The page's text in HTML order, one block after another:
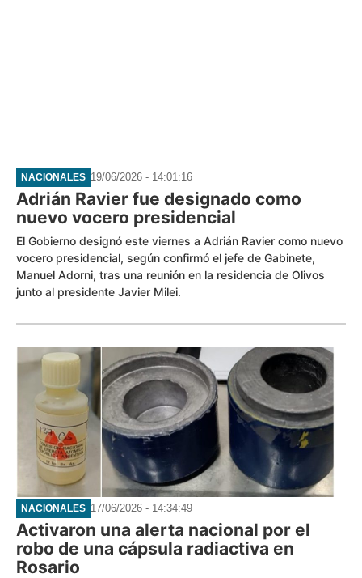
NACIONALES 19/06/2026 - 14:01:16
Adrián Ravier fue designado como
nuevo vocero presidencial
El Gobierno designó este viernes a Adrián Ravier como nuevo
vocero presidencial, según confirmó el jefe de Gabinete,
Manuel Adorni, tras una reunión en la residencia de Olivos
junto al presidente Javier Milei.
NACIONALES 17/06/2026 - 14:34:49
Activaron una alerta nacional por el
robo de una cápsula radiactiva en
Rosario